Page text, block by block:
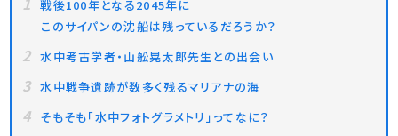
戦後100年となる2045年に
このサイパンの沈船は残っているだろうか？
水中考古学者・山舩晃太郎先生との出会い
水中戦争遺跡が数多く残るマリアナの海
そもそも「水中フォトグラメトリ」ってなに？